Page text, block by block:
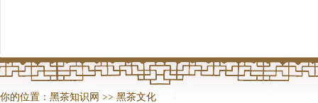
你的位置： 黑茶知识网 >> 黑茶文化